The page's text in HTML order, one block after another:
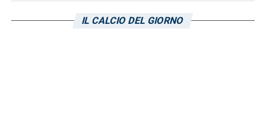
saranno della sfida i due lungodegenti
IL CALCIO DEL GIORNO